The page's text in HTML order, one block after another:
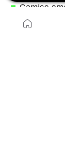
Camisa
Pogacar